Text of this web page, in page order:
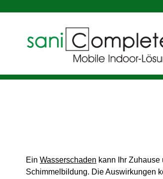
Ein Wasserschaden kann Ihr
Schimmelbildung. Die Auswirkungen